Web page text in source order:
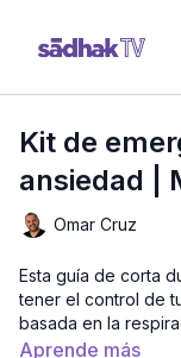
Kit de
ansiedad |
Omar Cruz
Esta guía de corta
tener el control de
basada en la
Aprende más